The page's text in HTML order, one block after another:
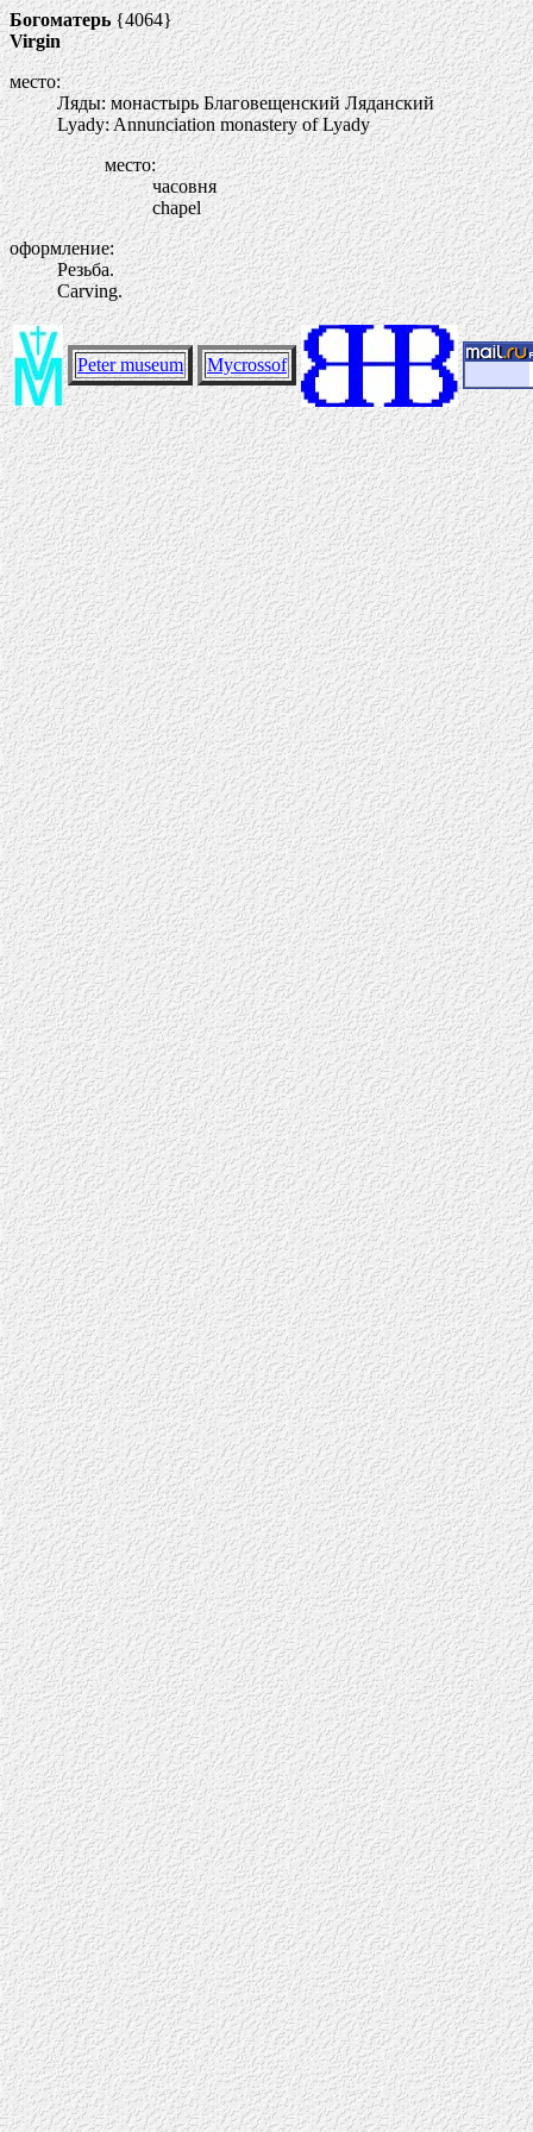
Богоматерь{4064}
Virgin
место:
Ляды: монастырь Благовещенский Ляданский
Lyady: Annunciation monastery of Lyady
место:
часовня
chapel
оформление:
Резьба.
Carving.
Peter museum Mycrossof